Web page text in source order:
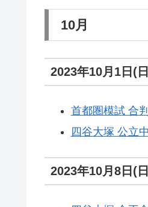
10月
2023年10月1日(
首都圏模試 合
四谷大塚 公立
2023年10月8日(